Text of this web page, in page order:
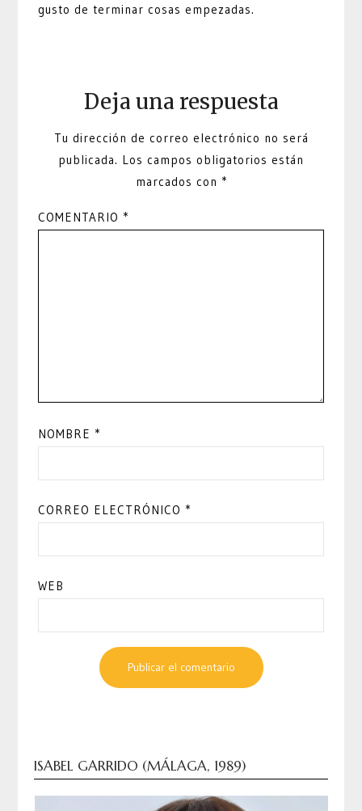
gusto de terminar cosas empezadas.
Deja una respuesta
Tu dirección de correo electrónico no será
publicada. Los campos obligatorios están
marcados con *
COMENTARIO *
NOMBRE *
CORREO ELECTRÓNICO *
WEB
ISABEL GARRIDO (MÁLAGA, 1989)